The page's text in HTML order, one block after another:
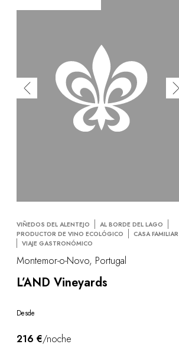
VIÑEDOS DEL ALENTEJO
AL BORDE DEL LAGO
PRODUCTOR DE VINO ECOLÓGICO
CASA FAMILIAR
VIAJE GASTRONÓMICO
Montemor-o-Novo, Portugal
L’AND Vineyards
Desde
216 €/noche